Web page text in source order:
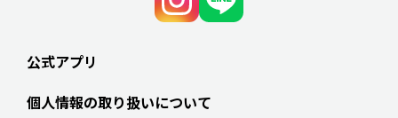
公式アプリ
個人情報の取り扱いについて